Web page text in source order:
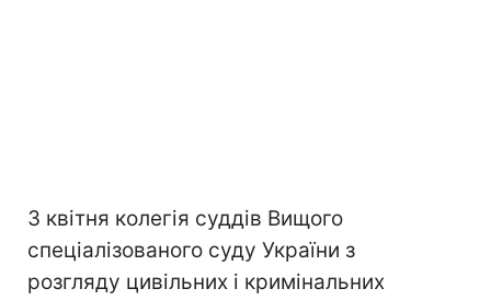
3 квітня колегія суддів Вищого
спеціалізованого суду України з
розгляду цивільних і кримінальних